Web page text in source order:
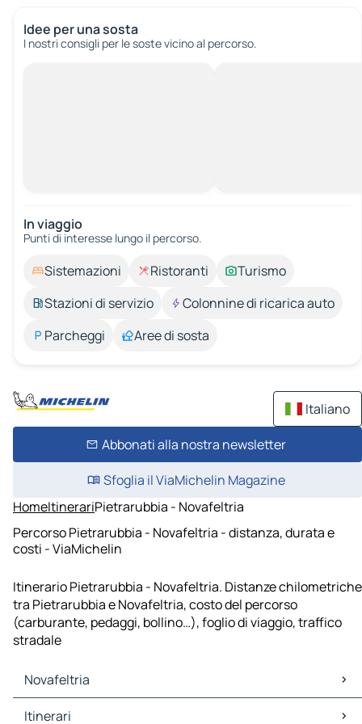
Idee per una sosta
I nostri consigli per le soste vicino al percorso.
In viaggio
Punti di interesse lungo il percorso.
Sistemazioni Ristoranti
Turismo
Stazioni di servizio
Colonnine di ricarica auto
Parcheggi
Aree di sosta
Italiano
Abbonati alla nostra newsletter
Sfoglia il ViaMichelin Magazine
HomeItinerariPietrarubbia - Novafeltria
Percorso Pietrarubbia - Novafeltria - distanza, durata e
costi - ViaMichelin
Itinerario Pietrarubbia - Novafeltria. Distanze chilometriche
tra Pietrarubbia e Novafeltria, costo del percorso
(carburante, pedaggi, bollino…), foglio di viaggio, traffico
stradale
Novafeltria
Novafeltria Mappe Piantine
Itinerari